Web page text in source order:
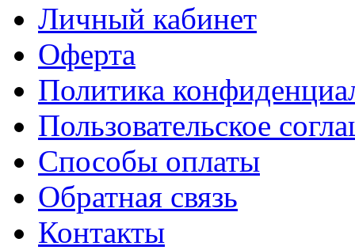
Личный кабинет
Оферта
Политика
Пользовательское
Способы оплаты
Обратная связь
Контакты